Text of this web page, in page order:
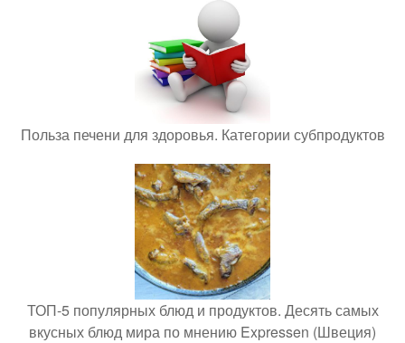
Польза печени для здоровья. Категории субпродуктов
ТОП-5 популярных блюд и продуктов. Десять самых
вкусных блюд мира по мнению Expressen (Швеция)